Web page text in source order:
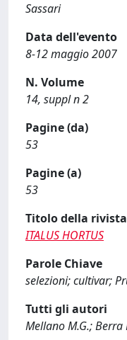
Sassari
Data dell'evento
8-12 maggio 2007
N. Volume
14, suppl n 2
Pagine (da)
53
Pagine (a)
53
Titolo della rivista
ITALUS HORTUS
Parole Chiave
selezioni; cultivar;
Tutti gli autori
Mellano M.G.; Berra